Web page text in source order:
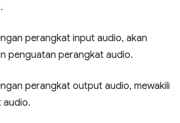
perangkat input audio, akan
penguatan perangkat audio.
perangkat output audio, mewakili
audio.